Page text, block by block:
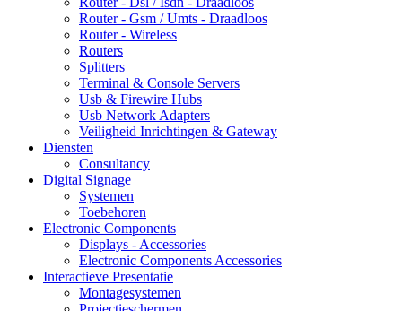
Router - Gsm / Umts - Draadloos
Router - Wireless
Routers
Splitters
Terminal & Console Servers
Usb & Firewire Hubs
Usb Network Adapters
Veiligheid Inrichtingen & Gateway
Diensten
Consultancy
Digital Signage
Systemen
Toebehoren
Electronic Components
Displays - Accessories
Electronic Components Accessories
Interactieve Presentatie
Montagesystemen